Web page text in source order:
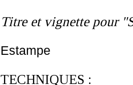
Titre et vignette pour
Estampe
TECHNIQUES :